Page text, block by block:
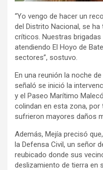
“Yo vengo de hacer un
del Distrito Nacional, se
críticos. Nuestras
atendiendo El Hoyo de
sectores”, sostuvo.
En una reunión la noche
señaló se inició la
y el Paseo Marítimo
colindan en esta zona,
sufrieron mayores daños
Además, Mejía precisó
la Defensa Civil, un señor
reubicado donde sus
deslizamiento de tierra en